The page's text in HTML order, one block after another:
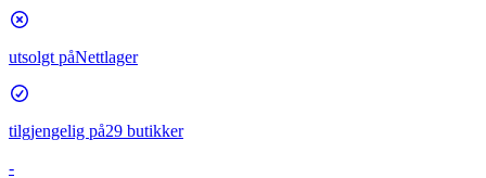
utsolgt påNettlager
tilgjengelig på29 butikker
-